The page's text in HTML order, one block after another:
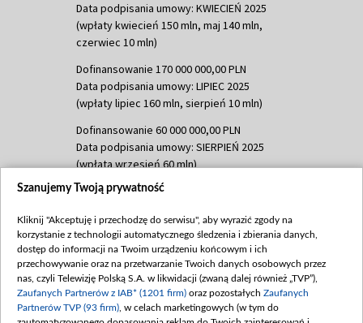
Data podpisania umowy: KWIECIEŃ 2025
(wpłaty kwiecień 150 mln, maj 140 mln,
czerwiec 10 mln)
Dofinansowanie 170 000 000,00 PLN
Data podpisania umowy: LIPIEC 2025
(wpłaty lipiec 160 mln, sierpień 10 mln)
Dofinansowanie 60 000 000,00 PLN
Data podpisania umowy: SIERPIEŃ 2025
(wpłata wrzesień 60 mln)
Dofinansowanie 635 783 051,21 PLN
(wpłata wrzesień 100 mln, październik 350
mln, listopad 265 mln)
Dofinansowanie 48 862 000,00 PLN
Data podpisania umowy: GRUDZIEŃ 2025
(wpłata grudzień 60,548 mln)
Szanujemy Twoją prywatność
Kliknij "Akceptuję i przechodzę do serwisu", aby wyrazić zgody na
korzystanie z technologii automatycznego śledzenia i zbierania danych,
dostęp do informacji na Twoim urządzeniu końcowym i ich
przechowywanie oraz na przetwarzanie Twoich danych osobowych przez
nas, czyli Telewizję Polską S.A. w likwidacji (zwaną dalej również „TVP”),
Zaufanych Partnerów z IAB* (1201 firm) oraz pozostałych Zaufanych
Partnerów TVP (93 firm) , w celach marketingowych (w tym do